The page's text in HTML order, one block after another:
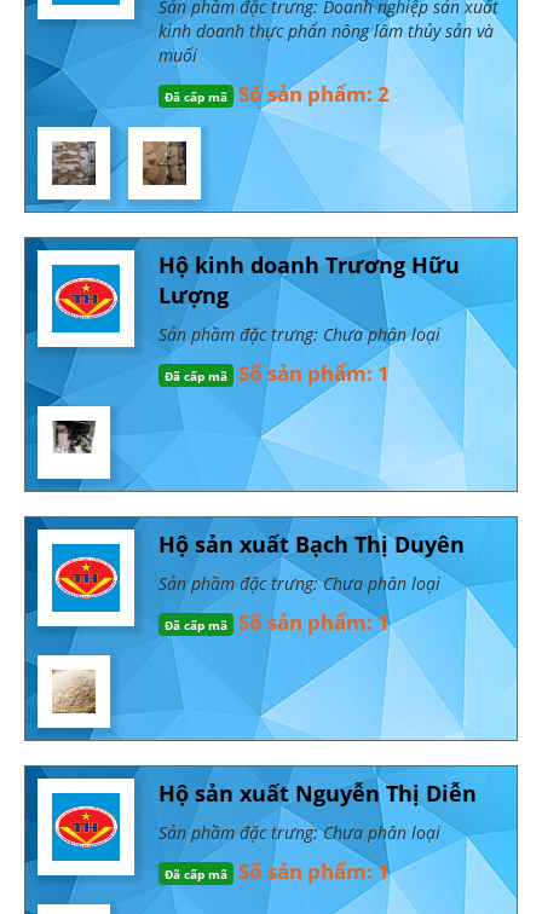
Sản phầm đặc trưng: Doanh nghiệp sản xuất
kinh doanh thực phẩn nông lâm thủy sản và
muối
Đã cấp mã Số sản phẩm: 2
Hộ kinh doanh Trương Hữu
Lượng
Sản phầm đặc trưng: Chưa phân loại
Đã cấp mã Số sản phẩm: 1
Hộ sản xuất Bạch Thị Duyên
Sản phầm đặc trưng: Chưa phân loại
Đã cấp mã Số sản phẩm: 1
Hộ sản xuất Nguyễn Thị Diễn
Sản phầm đặc trưng: Chưa phân loại
Đã cấp mã Số sản phẩm: 1